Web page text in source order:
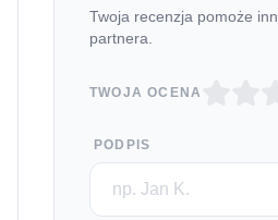
Twoja recenzja pomoże
partnera.
TWOJA OCENA
PODPIS